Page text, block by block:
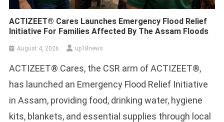
ACTIZEET® Cares Launches Emergency Flood Relief
Initiative For Families Affected By The Assam Floods
August 4, 2026 up18news
ACTIZEET® Cares, the CSR arm of ACTIZEET®,
has launched an Emergency Flood Relief Initiative
in Assam, providing food, drinking water, hygiene
kits, blankets, and essential supplies through local